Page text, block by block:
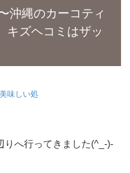
沖縄のカーコティ
キズヘコミはザッ
美味しい処
りへ行ってきました(^_-)-